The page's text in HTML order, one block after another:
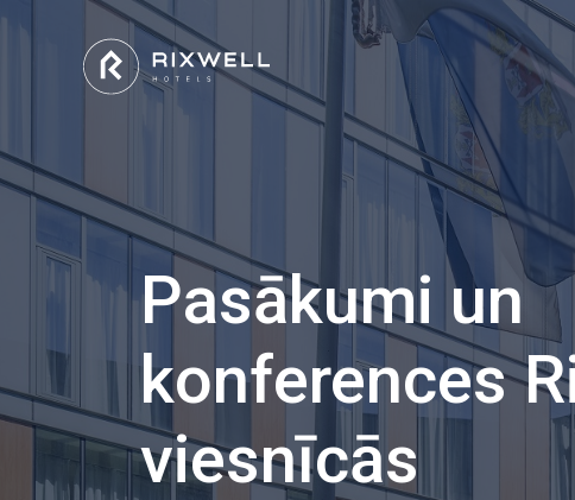
Pasākumi un
konferences
viesnīcās